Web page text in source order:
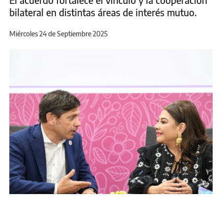
bilateral en distintas áreas de interés mutuo.
Miércoles 24 de Septiembre 2025